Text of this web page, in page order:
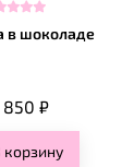
в шоколаде
850 ₽
корзину